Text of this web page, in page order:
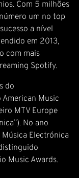
Com 5 milhões
um no top
a nível
em 2013,
com mais
Spotify.
do
American Music
MTV Europe
No ano
Electrónica
Music Awards.